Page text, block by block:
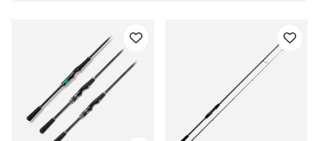
Was ist der Unterschied zu einer Baitcaster-